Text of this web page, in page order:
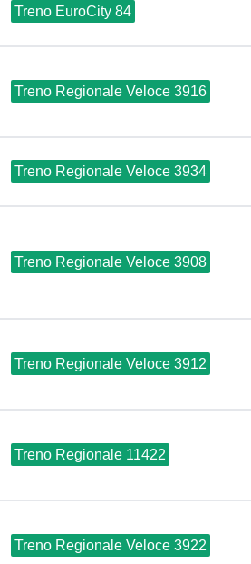
Treno EuroCity 84
Treno Regionale Veloce 3916
Treno Regionale Veloce 3934
Treno Regionale Veloce 3908
Treno Regionale Veloce 3912
Treno Regionale 11422
Treno Regionale Veloce 3922